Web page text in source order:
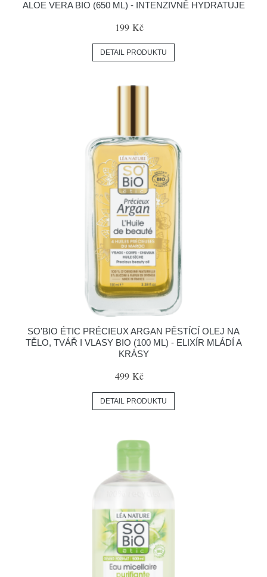
ALOE VERA BIO (650 ML) - INTENZIVNĚ HYDRATUJE
199 Kč
DETAIL PRODUKTU
SO’BIO ÉTIC PRÉCIEUX ARGAN PĚSTÍCÍ OLEJ NA
TĚLO, TVÁŘ I VLASY BIO (100 ML) - ELIXÍR MLÁDÍ A
KRÁSY
499 Kč
DETAIL PRODUKTU